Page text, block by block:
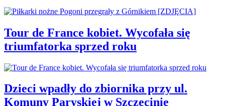
Tour de France kobiet. Wycofała się
triumfatorka sprzed roku
Dzieci wpadły do zbiornika przy ul.
Komuny Paryskiej w Szczecinie